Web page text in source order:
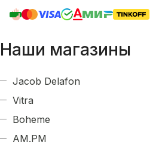
Наши магазины
Jacob Delafon
Vitra
Boheme
AM.PM